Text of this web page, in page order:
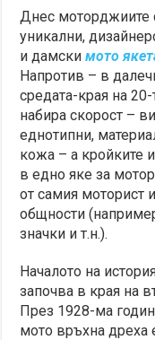
Днес моторджиите
уникални,
и дамскимото
Напротив – в
средата-края на
набира скорост –
еднотипни,
кожа – а кройките
в едно яке за
от самия моторист
общности
значки и т.н.).
Началото на
започва в края на
През 1928-ма
мото връхна дреха